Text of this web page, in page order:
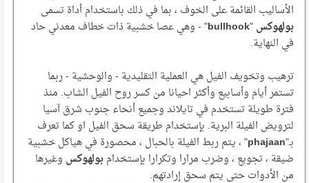
الأساليب القائمة على الخوف ، بما في ذلك باستخدام أداة تسمى
بولهوكس "
bullhook" - وهي عصا خشبية ذات خطاف معدني حاد
في النهاية.
ترهيب وتخويف الفيل هي العملية التقليدية - والوحشية - ربما
تستمر أيام وأسابيع وأكثر احيانا من كسر روح الفيل الشاب. منذ
فترة طويلة تستخدم في تايلاند وجميع أنحاء جنوب شرق آسيا
لترويض الفيلة البرية. بإستخدام طريقة سحق الفيل او كما تعرف
بـ"phajaan" ، يتم ربط الفيلة بالحبال ، محصورة في هياكل خشبية
ضيقة ، تجويع ، وضرب مرارا وتكرارا بإستخدامبولهوكس وغيرها
من الأدوات حتى يتم سحق إرادتهم.